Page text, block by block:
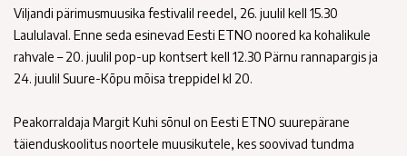
Viljandi pärimusmuusika festivalil reedel, 26. juulil kell 15.30
Laululaval. Enne seda esinevad Eesti ETNO noored ka kohalikule
rahvale – 20. juulil pop-up kontsert kell 12.30 Pärnu rannapargis ja
24. juulil Suure-Kõpu mõisa treppidel kl 20.
Peakorraldaja Margit Kuhi sõnul on Eesti ETNO suurepärane
täienduskoolitus noortele muusikutele, kes soovivad tundma